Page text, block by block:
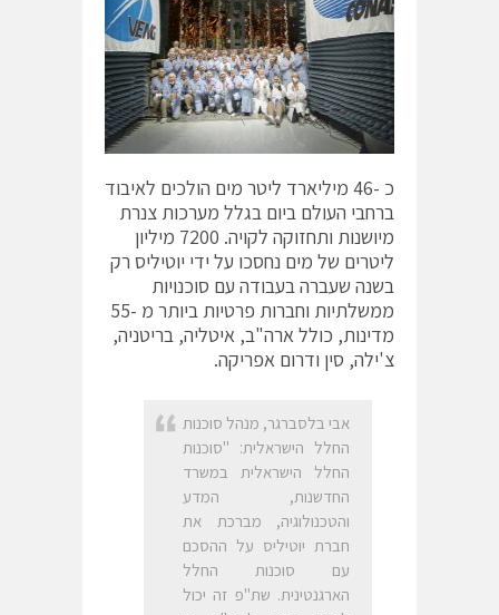
כ -46 מיליארד ליטר מים הולכים לאיבוד
ברחבי העולם ביום בגלל מערכות צנרת
מיושנות ותחזוקה לקויה. 7200 מיליון
ליטרים של מים נחסכו על ידי יוטיליס רק
בשנה שעברה בעבודה עם סוכנויות
ממשלתיות וחברות פרטיות ביותר מ -55
מדינות, כולל ארה"ב, איטליה, בריטניה,
צ'ילה, סין ודרום אפריקה.
אבי בלסברגר, מנהל סוכנות
החלל הישראלית: "סוכנות
החלל הישראלית במשרד
החדשנות, המדע
והטכנולוגיה, מברכת את
חברת יוטיליס על ההסכם
עם סוכנות החלל
הארגנטינית. שת"פ זה יכול